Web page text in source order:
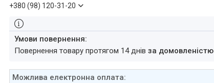
+380 (98) 120-31-20
повернення товару протягом 14 днівза домовленістю